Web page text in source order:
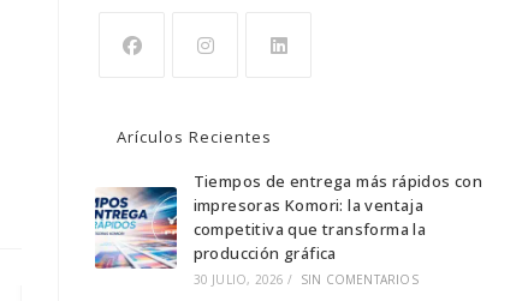
una
nueva
pestaña
una
nueva
pestaña
una
nueva
pestaña
Arículos Recientes
Tiempos de entrega más rápidos con
impresoras Komori: la ventaja
competitiva que transforma la
producción gráfica
30 JULIO, 2026 / SIN COMENTARIOS